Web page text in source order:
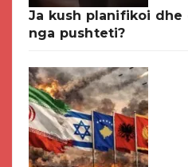
Ja kush planifikoi
nga pushteti?